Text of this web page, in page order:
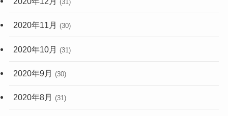
(31)
2020年11月 (30)
2020年10月 (31)
2020年9月 (30)
2020年8月 (31)